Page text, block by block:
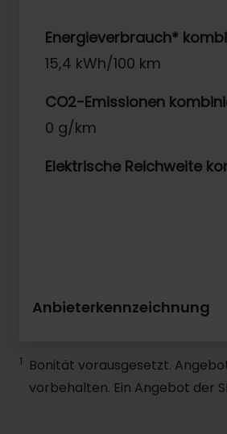
Energieverbrauch*
15,4 kWh/100 km
CO2-Emissionen
0 g/km
Elektrische Reichweite
Anbieterkennzeichnung
1
Bonität vorausgesetzt.
vorbehalten. Ein Angebot der